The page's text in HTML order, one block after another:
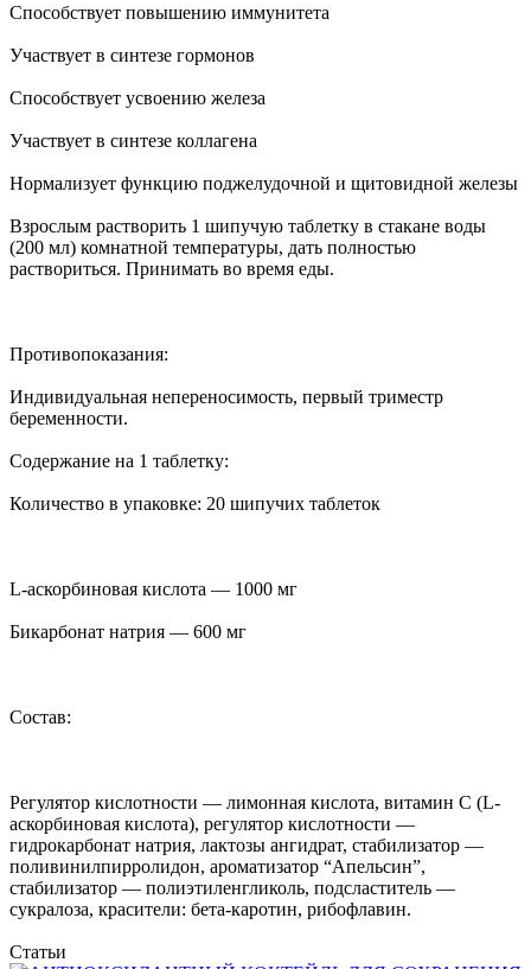
Способствует повышению иммунитета
Участвует в синтезе гормонов
Способствует усвоению железа
Участвует в синтезе коллагена
Нормализует функцию поджелудочной и щитовидной железы
Взрослым растворить 1 шипучую таблетку в стакане воды
(200 мл) комнатной температуры, дать полностью
раствориться. Принимать во время еды.
Противопоказания:
Индивидуальная непереносимость, первый триместр
беременности.
Содержание на 1 таблетку:
Количество в упаковке: 20 шипучих таблеток
L-аскорбиновая кислота — 1000 мг
Бикарбонат натрия — 600 мг
Состав:
Регулятор кислотности — лимонная кислота, витамин С (L-
аскорбиновая кислота), регулятор кислотности —
гидрокарбонат натрия, лактозы ангидрат, стабилизатор —
поливинилпирролидон, ароматизатор “Апельсин”,
стабилизатор — полиэтиленгликоль, подсластитель —
сукралоза, красители: бета-каротин, рибофлавин.
Статьи